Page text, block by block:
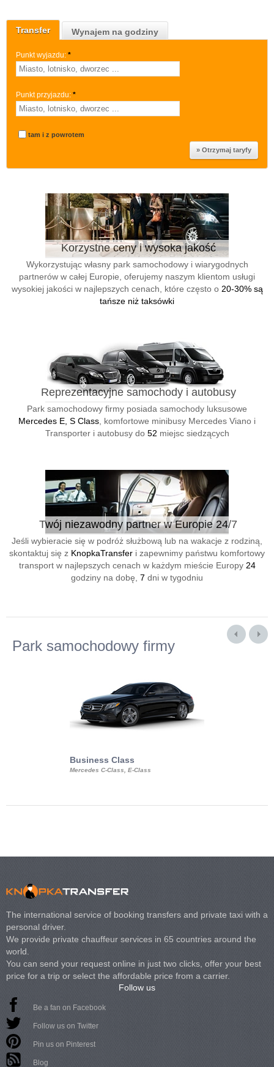
Transfer Wynajem na godziny
Punkt wyjazdu: *
Punkt przyjazdu: *
tam i z powrotem
Korzystne ceny i wysoka jakość
Wykorzystując własny park samochodowy i wiarygodnych
partnerów w całej Europie, oferujemy naszym klientom usługi
wysokiej jakości w najlepszych cenach, które często o 20-30% są
tańsze niż taksówki
Reprezentacyjne samochody i autobusy
Park samochodowy firmy posiada samochody luksusowe
Mercedes E, S Class , komfortowe minibusy Mercedes Viano i
Transporter i autobusy do 52 miejsc siedzących
Twój niezawodny partner w Europie 24/7
Jeśli wybieracie się w podróż służbową lub na wakacje z rodziną,
skontaktuj się z KnopkaTransfer i zapewnimy państwu komfortowy
transport w najlepszych cenach w każdym mieście Europy 24
godziny na dobę, 7 dni w tygodniu
Park samochodowy firmy
Business Class
Mercedes C-Class, E-Class
The international service of booking transfers and private taxi with a
personal driver.
We provide private chauffeur services in 65 countries around the
world.
You can send your request online in just two clicks, offer your best
price for a trip or select the affordable price from a carrier.
Follow us
Be a fan on Facebook
Follow us on Twitter
Pin us on Pinterest
Blog